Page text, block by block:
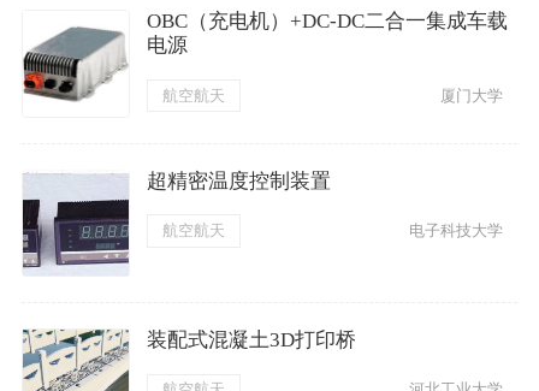
OBC（充电机）+DC-DC二合一集成车载
电源
航空航天 厦门大学
超精密温度控制装置
航空航天 电子科技大学
装配式混凝土3D打印桥